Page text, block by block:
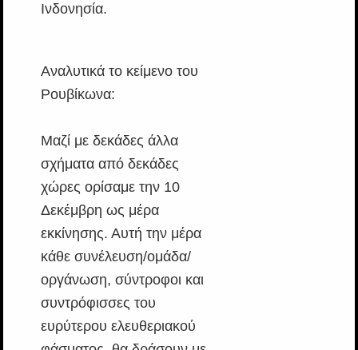
Ινδονησία.
Αναλυτικά το κείμενο του
Ρουβίκωνα:
Μαζί με δεκάδες άλλα
σχήματα από δεκάδες
χώρες ορίσαμε την 10
Δεκέμβρη ως μέρα
εκκίνησης. Αυτή την μέρα
κάθε συνέλευση/ομάδα/
οργάνωση, σύντροφοι και
συντρόφισσες του
ευρύτερου ελευθεριακού